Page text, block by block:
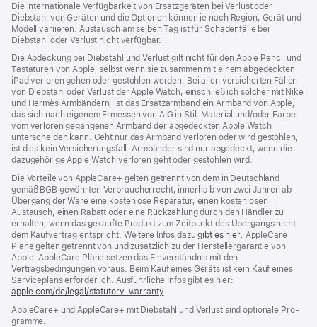
Die internationale Verfügbarkeit von Ersatzgeräten bei Verlust oder
Diebstahl von Geräten und die Optionen können je nach Region, Gerät und
Modell variieren. Austausch am selben Tag ist für Schadenfälle bei
Diebstahl oder Verlust nicht verfügbar.
Die Abdeckung bei Diebstahl und Verlust gilt nicht für den Apple Pencil und
Tastaturen von Apple, selbst wenn sie zusammen mit einem abgedeckten
iPad verloren gehen oder gestohlen werden. Bei allen versicherten Fällen
von Diebstahl oder Verlust der Apple Watch, einschließlich solcher mit Nike
und Hermès Armbändern, ist das Ersatzarmband ein Armband von Apple,
das sich nach eigenem Ermessen von AIG in Stil, Material und/oder Farbe
vom verloren gegangenen Armband der abgedeckten Apple Watch
unterscheiden kann. Geht nur das Armband verloren oder wird gestohlen,
ist dies kein Versicherungsfall. Armbänder sind nur abgedeckt, wenn die
dazugehörige Apple Watch verloren geht oder gestohlen wird.
Die Vorteile von AppleCare+ gelten getrennt von dem in Deutschland
gemäß BGB gewährten Verbraucher­recht, inner­halb von zwei Jahren ab
Übergang der Ware eine kosten­lose Reparatur, einen kosten­losen
Austausch, einen Rabatt oder eine Rück­zahlung durch den Händler zu
erhalten, wenn das gekaufte Produkt zum Zeit­punkt des Übergangs nicht
dem Kauf­vertrag ent­spricht. Weitere Infos dazugibt es hier(Öffnet
ein
Fenster)
. AppleCare
Pläne gelten getrennt von und zu­sätz­lich zu der Hersteller­garantie von
Apple. AppleCare Pläne setzen das Einverständnis mit den
Vertragsbedingungen voraus. Beim Kauf eines Geräts ist kein Kauf eines
Serviceplans erfor­der­lich. Ausführliche Infos gibt es hier:
apple.com/de/legal/statutory-warranty(Öffnet
neues
.
AppleCare+ und AppleCare+ mit Dieb­stahl und Verlust sind optionale Pro­
gramme.